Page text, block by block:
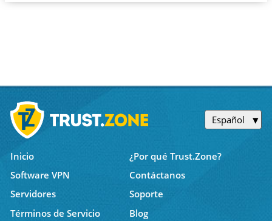
Español
Inicio
¿Por qué Trust.Zone?
Software VPN
Contáctanos
Servidores
Soporte
Términos de Servicio
Blog